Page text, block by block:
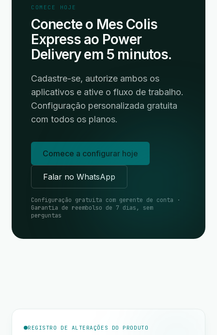
COMECE HOJE
Conecte o Mes Colis
Express ao Power
Delivery em 5 minutos.
Cadastre-se, autorize ambos os
aplicativos e ative o fluxo de trabalho.
Configuração personalizada gratuita
com todos os planos.
Comece a configurar hoje
Falar no WhatsApp
Configuração gratuita com gerente de conta ·
Garantia de reembolso de 7 dias, sem
perguntas
REGISTRO DE ALTERAÇÕES DO PRODUTO